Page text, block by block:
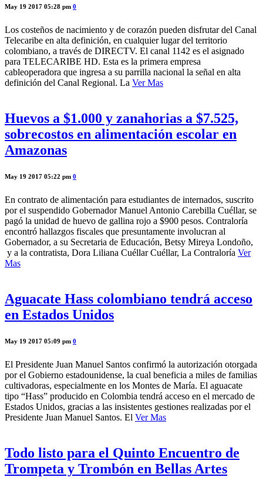
May 19 2017 05:28 pm 0
Los costeños de nacimiento y de corazón pueden disfrutar del Canal
Telecaribe en alta definición, en cualquier lugar del territorio
colombiano, a través de DIRECTV. El canal 1142 es el asignado
para TELECARIBE HD. Esta es la primera empresa
cableoperadora que ingresa a su parrilla nacional la señal en alta
definición del Canal Regional. La Ver Mas
Huevos a $1.000 y zanahorias a $7.525,
sobrecostos en alimentación escolar en
Amazonas
May 19 2017 05:22 pm 0
En contrato de alimentación para estudiantes de internados, suscrito
por el suspendido Gobernador Manuel Antonio Carebilla Cuéllar, se
pagó la unidad de huevo de gallina rojo a $900 pesos. Contraloría
encontró hallazgos fiscales que presuntamente involucran al
Gobernador, a su Secretaria de Educación, Betsy Mireya Londoño,
y a la contratista, Dora Liliana Cuéllar Cuéllar, La Contraloría Ver
Mas
Aguacate Hass colombiano tendrá acceso
en Estados Unidos
May 19 2017 05:09 pm 0
El Presidente Juan Manuel Santos confirmó la autorización otorgada
por el Gobierno estadounidense, la cual beneficia a miles de familias
cultivadoras, especialmente en los Montes de María. El aguacate
tipo “Hass” producido en Colombia tendrá acceso en el mercado de
Estados Unidos, gracias a las insistentes gestiones realizadas por el
Presidente Juan Manuel Santos. El Ver Mas
Todo listo para el Quinto Encuentro de
Trompeta y Trombón en Bellas Artes